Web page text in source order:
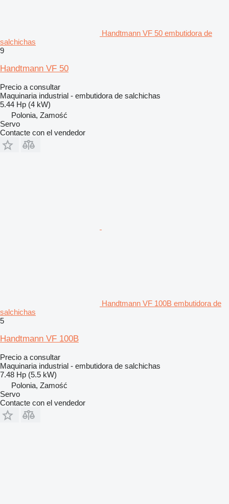
Handtmann VF 50 embutidora de
salchichas
9
Handtmann VF 50
Precio a consultar
Maquinaria industrial - embutidora de salchichas
5.44 Hp (4 kW)
Polonia, Zamość
Servo
Contacte con el vendedor
Handtmann VF 100B embutidora de
salchichas
5
Handtmann VF 100B
Precio a consultar
Maquinaria industrial - embutidora de salchichas
7.48 Hp (5.5 kW)
Polonia, Zamość
Servo
Contacte con el vendedor